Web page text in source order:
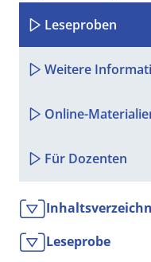
zentralen
erfolgreiches
mathematische
dem Studium ist
bei der
Mathematische
Lineare Algebra
Matrizentheorie
Leseproben
Weitere
Online-
Für Dozenten
Leseprobe